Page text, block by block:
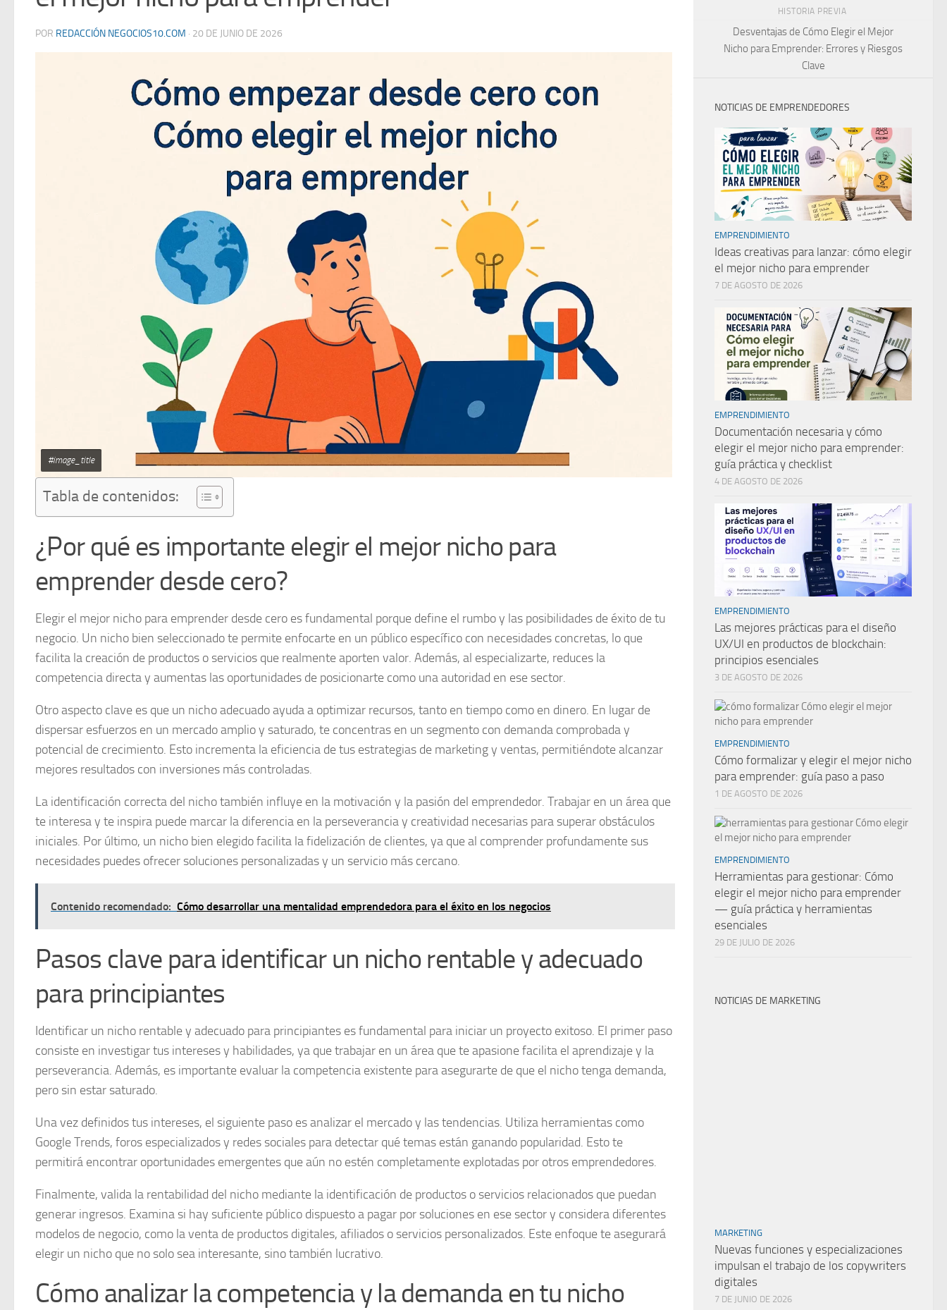
POR REDACCIÓN NEGOCIOS10.COM · 20 DE JUNIO DE 2026
#image_title
Tabla de contenidos:
¿Por qué es importante elegir el mejor nicho para
emprender desde cero?
Elegir el mejor nicho para emprender desde cero es fundamental porque define el rumbo y las posibilidades de éxito de tu
negocio. Un nicho bien seleccionado te permite enfocarte en un público específico con necesidades concretas, lo que
facilita la creación de productos o servicios que realmente aporten valor. Además, al especializarte, reduces la
competencia directa y aumentas las oportunidades de posicionarte como una autoridad en ese sector.
Otro aspecto clave es que un nicho adecuado ayuda a optimizar recursos, tanto en tiempo como en dinero. En lugar de
dispersar esfuerzos en un mercado amplio y saturado, te concentras en un segmento con demanda comprobada y
potencial de crecimiento. Esto incrementa la eficiencia de tus estrategias de marketing y ventas, permitiéndote alcanzar
mejores resultados con inversiones más controladas.
La identificación correcta del nicho también influye en la motivación y la pasión del emprendedor. Trabajar en un área que
te interesa y te inspira puede marcar la diferencia en la perseverancia y creatividad necesarias para superar obstáculos
iniciales. Por último, un nicho bien elegido facilita la fidelización de clientes, ya que al comprender profundamente sus
necesidades puedes ofrecer soluciones personalizadas y un servicio más cercano.
Contenido recomendado: Cómo desarrollar una mentalidad emprendedora para el éxito en los negocios
Pasos clave para identificar un nicho rentable y adecuado
para principiantes
Identificar un nicho rentable y adecuado para principiantes es fundamental para iniciar un proyecto exitoso. El primer paso
consiste en investigar tus intereses y habilidades, ya que trabajar en un área que te apasione facilita el aprendizaje y la
perseverancia. Además, es importante evaluar la competencia existente para asegurarte de que el nicho tenga demanda,
pero sin estar saturado.
Una vez definidos tus intereses, el siguiente paso esanalizar el mercado y las tendencias. Utiliza herramientas como
Google Trends, foros especializados y redes sociales para detectar qué temas están ganando popularidad. Esto te
permitirá encontrar oportunidades emergentes que aún no estén completamente explotadas por otros emprendedores.
Finalmente, valida la rentabilidad del nicho mediante la identificación de productos o servicios relacionados que puedan
generar ingresos. Examina si hay suficiente público dispuesto a pagar por soluciones en ese sector y considera diferentes
modelos de negocio, como la venta de productos digitales, afiliados o servicios personalizados. Este enfoque te asegurará
elegir un nicho que no solo sea interesante, sino también lucrativo.
Cómo analizar la competencia y la demanda en tu nicho
HISTORIA PREVIA
Desventajas de Cómo Elegir el Mejor
Nicho para Emprender: Errores y Riesgos
Clave
NOTICIAS DE EMPRENDEDORES
EMPRENDIMIENTO
Ideas creativas para lanzar: cómo elegir
el mejor nicho para emprender
7 DE AGOSTO DE 2026
EMPRENDIMIENTO
Documentación necesaria y cómo
elegir el mejor nicho para emprender:
guía práctica y checklist
4 DE AGOSTO DE 2026
EMPRENDIMIENTO
Las mejores prácticas para el diseño
UX/UI en productos de blockchain:
principios esenciales
3 DE AGOSTO DE 2026
EMPRENDIMIENTO
Cómo formalizar y elegir el mejor nicho
para emprender: guía paso a paso
1 DE AGOSTO DE 2026
EMPRENDIMIENTO
Herramientas para gestionar: Cómo
elegir el mejor nicho para emprender
— guía práctica y herramientas
esenciales
29 DE JULIO DE 2026
NOTICIAS DE MARKETING
MARKETING
Nuevas funciones y especializaciones
impulsan el trabajo de los copywriters
digitales
7 DE JUNIO DE 2026